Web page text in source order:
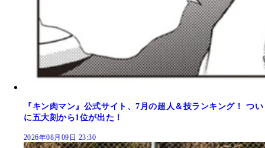
『キン肉マン』公式サイト、7月の超人＆技ランキング！ つい
に五大刻から1位が出た！
2026年08月09日 23:30